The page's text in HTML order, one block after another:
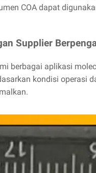
COA dapat
Supplier
berbagai aplikasi
kondisi operasi